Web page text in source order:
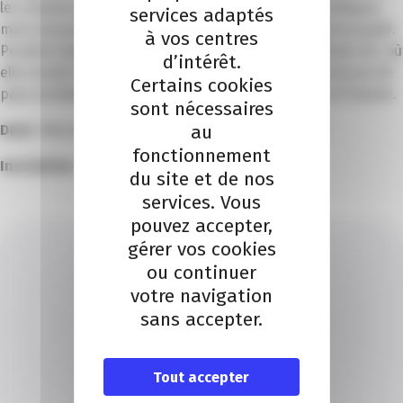
les citoyens peuvent transformer des politiques publiques
mal conçues pour apporter des avantages à la communauté.
Pendant plusieurs années, elle a travaillé pour Climate KIC, où
elle soutient des projets menés avec des gouvernements de
pays ambitieux pour le climat tels que la Slovénie et l’Irlande.
Date : Mercredi 22 octobre, de 11 heures à 12 h 30
Inscription : cliquez sur «LINK «
Je contacte un conseiller
services adaptés
à vos centres
d’intérêt.
Certains cookies
sont nécessaires
au
fonctionnement
du site et de nos
services. Vous
pouvez accepter,
gérer vos cookies
ou continuer
votre navigation
sans accepter.
Tout accepter